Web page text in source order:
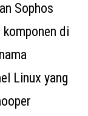
Sophos
komponen di
Linux yang